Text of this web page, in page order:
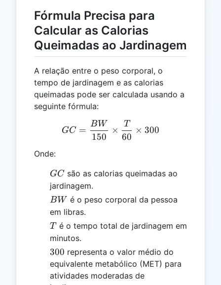
Fórmula Precisa para
Calcular as Calorias
Queimadas ao Jardinagem
A relação entre o peso corporal, o
tempo de jardinagem e as calorias
queimadas pode ser calculada usando a
seguinte fórmula:
GC = \frac{BW}{150}
GC =
150
BW
×
60
T
× 300
Onde:
GC
GC são as calorias queimadas ao
jardinagem.
BW
BW é o peso corporal da pessoa
em libras.
T
T é o tempo total de jardinagem em
minutos.
300
300 representa o valor médio do
equivalente metabólico (MET) para
atividades moderadas de